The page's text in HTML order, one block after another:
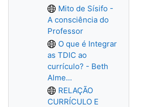
Mito de Sísifo -
A consciência do
Professor
O que é Integrar
as TDIC ao
currículo? - Beth
Alme...
RELAÇÃO
CURRÍCULO E